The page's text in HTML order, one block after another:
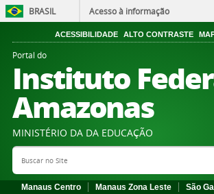
BRASIL Acesso à informação
ACESSIBILIDADE ALTO CONTRASTE
Portal do
Instituto
Amazonas
MINISTÉRIO DA DA EDUCAÇÃO
Search Site
Manaus Centro Manaus Zona Leste
São